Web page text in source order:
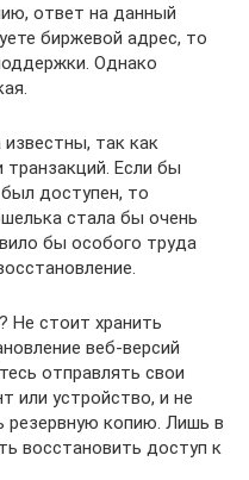
ответ на данный
биржевой адрес, то
Однако
так как
Если бы
доступен, то
стала бы очень
бы особого труда
Не стоит хранить
веб-версий
отправлять свои
или устройство, и не
резервную копию. Лишь в
восстановить доступ к